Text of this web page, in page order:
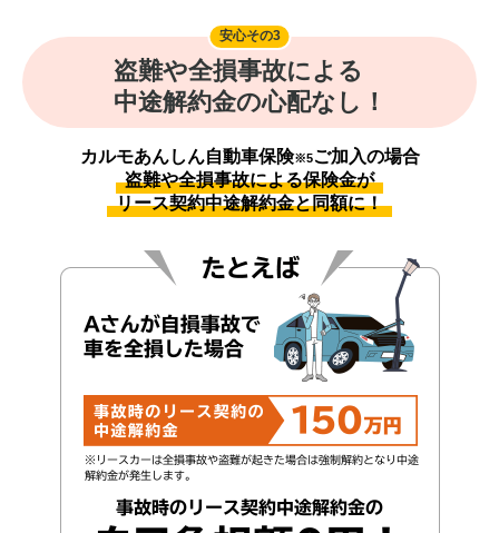
盗難や全損事故による
中途解約金の心配なし！
安心その3
カルモあんしん自動車保険※5ご加入の場合
盗難や全損事故による保険金が
リース契約中途解約金と同額に！